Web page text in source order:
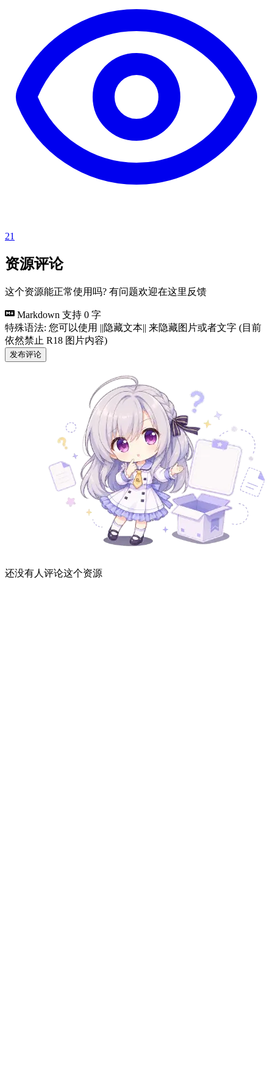
21
资源评论
这个资源能正常使用吗? 有问题欢迎在这里反馈
Markdown 支持 0 字
特殊语法: 您可以使用 ||隐藏文本|| 来隐藏图片或者文字 (目前
依然禁止 R18 图片内容)
发布评论
还没有人评论这个资源